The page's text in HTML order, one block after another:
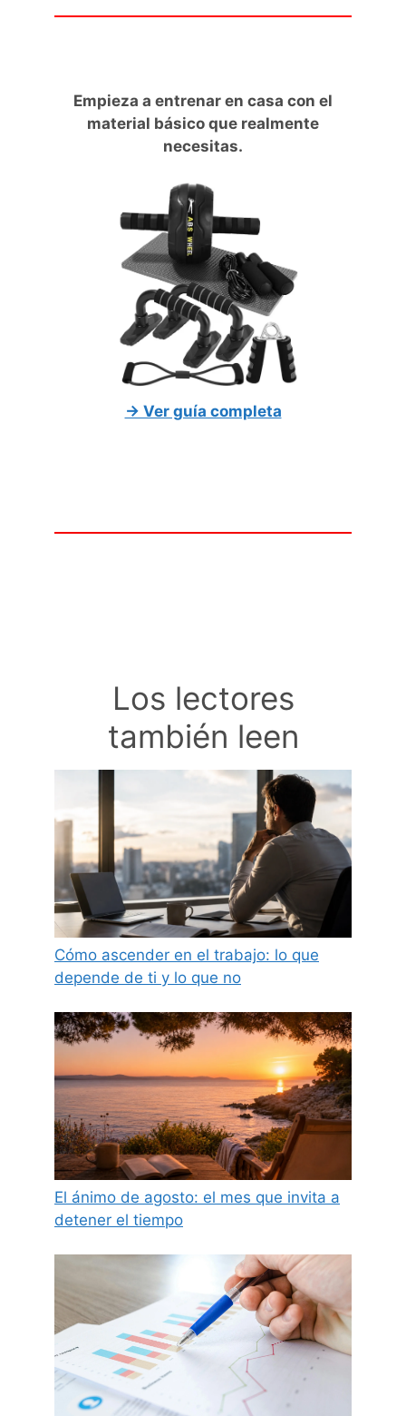
Empieza a entrenar en casa con el
material básico que realmente
necesitas.
→ Ver guía completa
Los lectores
también leen
Cómo ascender en el trabajo: lo que
depende de ti y lo que no
El ánimo de agosto: el mes que invita a
detener el tiempo